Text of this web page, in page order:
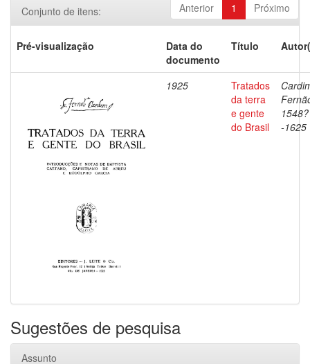
Anterior 1 Próximo
Conjunto de itens:
Pré-visualização
Data do
documento
Título
1925
Tratados
da terra
e gente
do Brasil
1548?
-1625
Sugestões de pesquisa
Assunto